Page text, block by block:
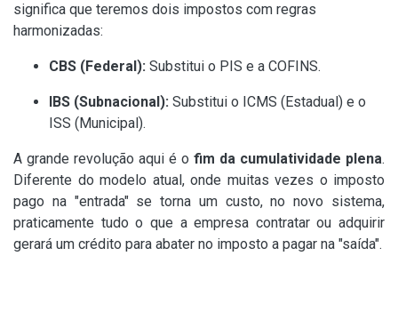
significa que teremos dois impostos com regras
harmonizadas:
CBS (Federal): Substitui o PIS e a COFINS.
IBS (Subnacional): Substitui o ICMS (Estadual) e o
ISS (Municipal).
A grande revolução aqui é o fim da cumulatividade plena.
Diferente do modelo atual, onde muitas vezes o imposto
pago na "entrada" se torna um custo, no novo sistema,
praticamente tudo o que a empresa contratar ou adquirir
gerará um crédito para abater no imposto a pagar na "saída".